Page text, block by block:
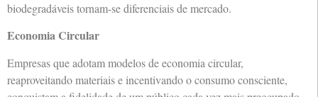
biodegradáveis tornam-se diferenciais de mercado.
Economia Circular
Empresas que adotam modelos de economia circular,
reaproveitando materiais e incentivando o consumo consciente,